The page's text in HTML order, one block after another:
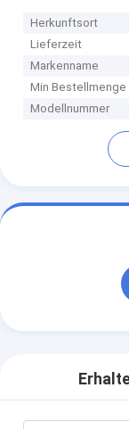
Herkunftsort
Lieferzeit
Markenname
Min Bestellmenge
Modellnummer